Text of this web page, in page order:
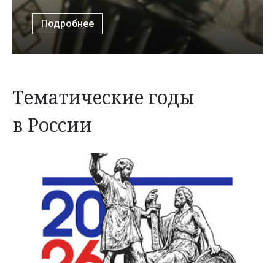
Подробнее
Тематические годы
в России